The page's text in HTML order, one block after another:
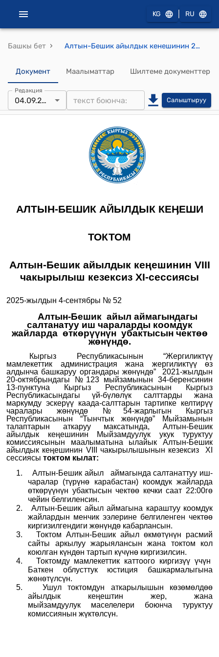
KG RU
Башкы бет › Алтын-Бешик айылдык кенешинин 2025-жылдын 4-сентябрындагы №52 "Алтын-Бешик айыл аймагындагы салтанатуу иш чараларды коомдук жайларда өткөрүүнүн убактысын чектөө жөнүндө" токтому
Документ Маалыматтар Шилтеме документтер
Редакция
04.09.2025 Салыштыруу